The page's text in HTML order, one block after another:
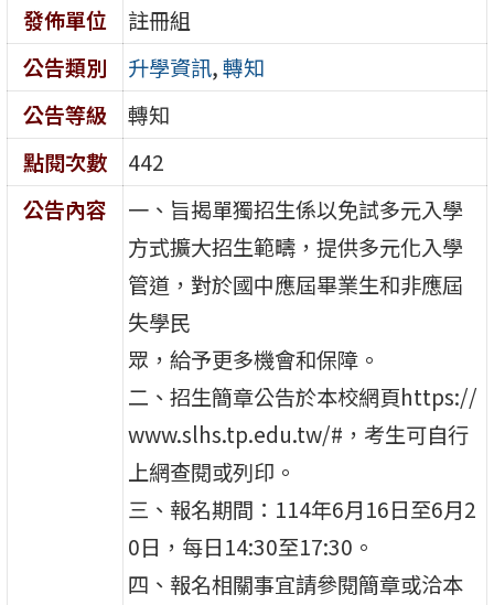
發佈單位
註冊組
公告類別
升學資訊,轉知
公告等級
轉知
點閱次數
442
公告內容
一、旨揭單獨招生係以免試多元入學
方式擴大招生範疇，提供多元化入學
管道，對於國中應屆畢業生和非應屆
失學民
眾，給予更多機會和保障。
二、招生簡章公告於本校網頁https://
www.slhs.tp.edu.tw/#，考生可自行
上網查閱或列印。
三、報名期間：114年6月16日至6月2
0日，每日14:30至17:30。
四、報名相關事宜請參閱簡章或洽本